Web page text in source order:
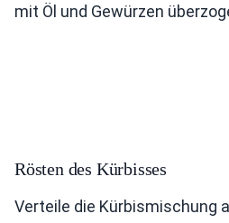
mit Öl und Gewürzen
Rösten des Kürbisses
Verteile die Kürbismischung